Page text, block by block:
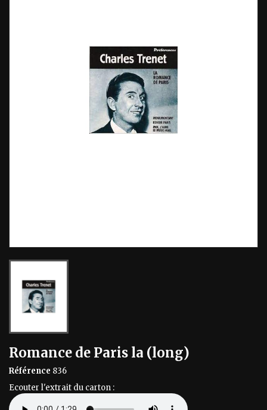
Romance de Paris la (long)
Référence 836
Ecouter l'extrait du carton :